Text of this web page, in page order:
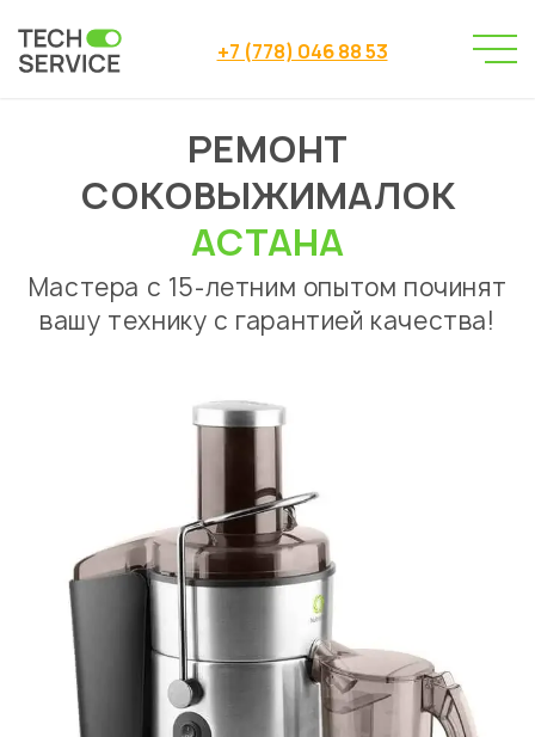
+7 (778) 046 88 53
Сервисный центр
Сервисный центр Астана
Ремонт соковыжималок
РЕМОНТ
СОКОВЫЖИМАЛОК
АСТАНА
Мастера с 15-летним опытом починят
вашу технику с гарантией качества!